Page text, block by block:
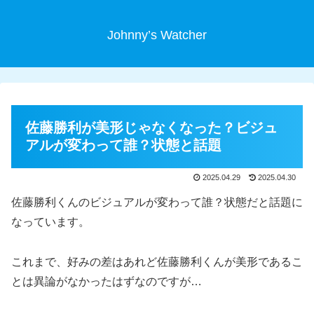
Johnny’s Watcher
佐藤勝利が美形じゃなくなった？ビジュ
アルが変わって誰？状態と話題
2025.04.29 2025.04.30
佐藤勝利くんのビジュアルが変わって誰？状態だと話題に
なっています。
これまで、好みの差はあれど佐藤勝利くんが美形であるこ
とは異論がなかったはずなのですが…